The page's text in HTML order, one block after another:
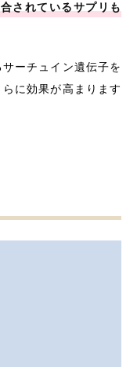
されているサプリも
ーチュイン遺伝子を
に効果が高まります